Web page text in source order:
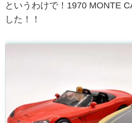
というわけで！1970 MONTE
した！！